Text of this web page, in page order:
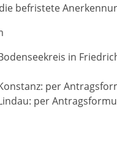
befristete
in
per
per